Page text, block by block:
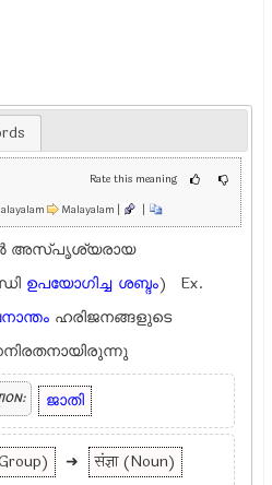
Rate this meaning
Malayalam | |
അസ്പൃശ്യരായ
ഉപയോഗിച്ച ശബ്ദം) Ex.
ഹരിജനങ്ങളുടെ
ജാതി
➜ संज्ञा (Noun)